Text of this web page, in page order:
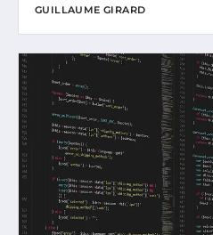
GUILLAUME GIRARD